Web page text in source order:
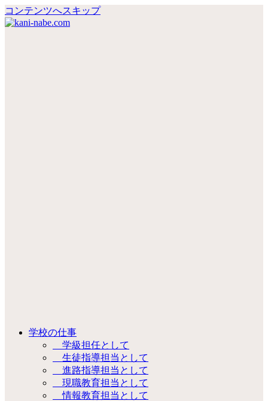
コンテンツへスキップ
学校の仕事
学級担任として
生徒指導担当として
進路指導担当として
現職教育担当として
情報教育担当として